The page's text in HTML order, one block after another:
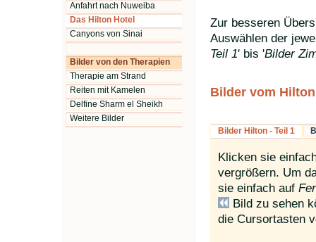
Zur besseren
Auswählen der
Teil 1' bis 'Bilder
Bilder vom
Bilder Hilton - Teil 1
Klicken sie
vergrößern. Um
sie einfach auf
Bild zu sehen
die Cursortasten
Anfahrt nach Nuweiba
Das Hilton Hotel
Canyons von Sinai
Bilder von den Therapien
Therapie am Strand
Reiten mit Kamelen
Delfine Sharm el Sheikh
Weitere Bilder